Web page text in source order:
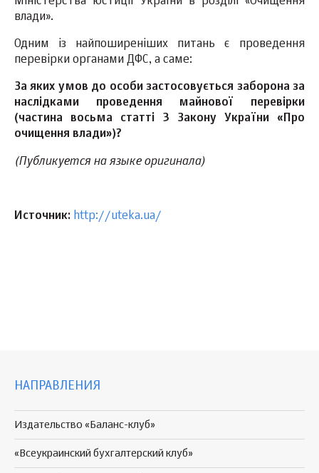
влади».
Одним із найпоширеніших питань є проведення
перевірки органами ДФС, а саме:
За яких умов до особи застосовується заборона за
наслідками проведення майнової перевірки
(частина восьма статті 3 Закону України «Про
очищення влади»)?
(Публикуется на языке оригинала)
Источник: http://uteka.ua/
НАПРАВЛЕНИЯ
Издательство «Баланс-клуб»
«Всеукраинский бухгалтерский клуб»